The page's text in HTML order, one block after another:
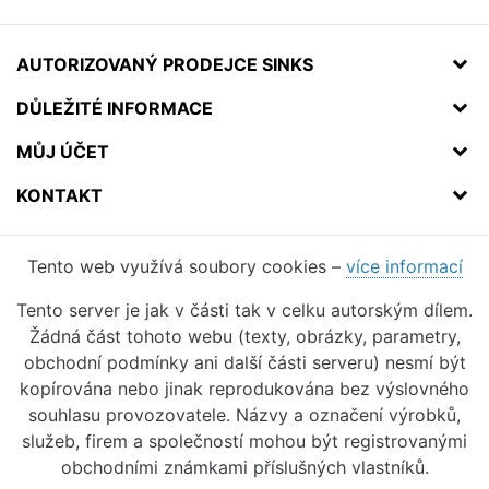
AUTORIZOVANÝ PRODEJCE SINKS
DŮLEŽITÉ INFORMACE
MŮJ ÚČET
KONTAKT
Tento web využívá soubory cookies – více informací
Tento server je jak v části tak v celku autorským dílem.
Žádná část tohoto webu (texty, obrázky, parametry,
obchodní podmínky ani další části serveru) nesmí být
kopírována nebo jinak reprodukována bez výslovného
souhlasu provozovatele. Názvy a označení výrobků,
služeb, firem a společností mohou být registrovanými
obchodními známkami příslušných vlastníků.